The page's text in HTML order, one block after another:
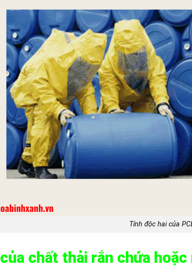
Tính độc hai của
chất thải rắn chứa hoặc